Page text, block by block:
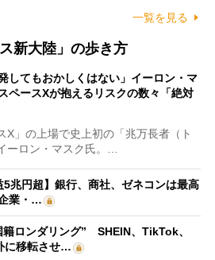
一覧を見る
新大陸」の歩き方
してもおかしくはない」イーロン・マ
ペースXが抱えるリスクの数々「絶対
」の上場で史上初の「兆万長者（ト
ーロン・マスク氏。…
5兆円超】銀行、商社、ゼネコンは最高
業・…
籍ロンダリング” SHEIN、TikTok、
に移転させ…